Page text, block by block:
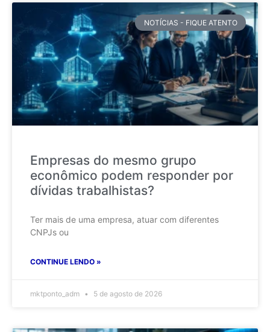
NOTÍCIAS - FIQUE ATENTO
Empresas do mesmo grupo
econômico podem responder por
dívidas trabalhistas?
Ter mais de uma empresa, atuar com diferentes
CNPJs ou
CONTINUE LENDO »
mktponto_adm 5 de agosto de 2026